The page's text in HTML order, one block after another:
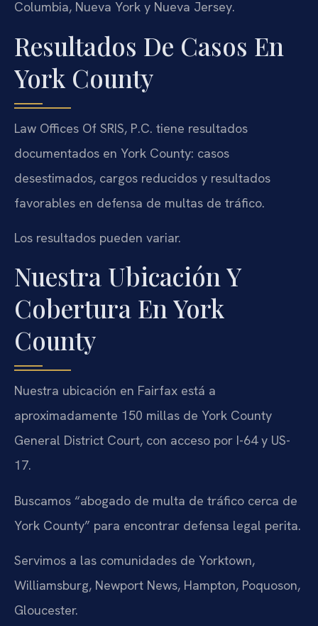
Columbia, Nueva York y Nueva Jersey.
Resultados De Casos En
York County
Law Offices Of SRIS, P.C. tiene resultados
documentados en York County: casos
desestimados, cargos reducidos y resultados
favorables en defensa de multas de tráfico.
Los resultados pueden variar.
Nuestra Ubicación Y
Cobertura En York
County
Nuestra ubicación en Fairfax está a
aproximadamente 150 millas de York County
General District Court, con acceso por I-64 y US-
17.
Buscamos “abogado de multa de tráfico cerca de
York County” para encontrar defensa legal perita.
Servimos a las comunidades de Yorktown,
Williamsburg, Newport News, Hampton, Poquoson,
Gloucester.